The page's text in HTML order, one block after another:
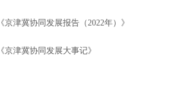
《京津冀协同发展报告（2022年）》
《京津冀协同发展大事记》